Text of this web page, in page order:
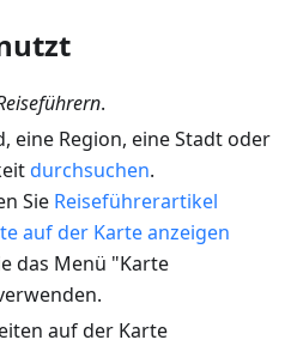
.
eine Region, eine Stadt oder
durchsuchen.
Sie Reiseführerartikel
auf der Karte anzeigen
das Menü "Karte
auf der Karte